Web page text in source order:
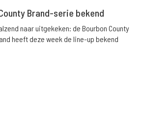
Brand-serie bekend
naar uitgekeken: de Bourbon County
heeft deze week de line-up bekend